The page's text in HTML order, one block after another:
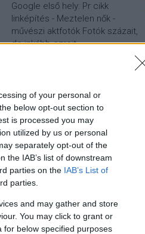
of your personal or
below opt-out section to
is processed you may
utilized by us or personal
separately opt-out of the
the IAB’s list of downstream
parties on the IAB’s List of
parties.
and may gather and store
You may click to grant or
below specified purposes
Google első hely: Pr cikk
linképítés - Meztelen nők -
művészi aktfotók Fotók százait,
de inkább ezreit...
Ha kíváncsi arra, milyen
módszerrel végezhető a
weboldalak keresőoptimalizálása
és a szemantikus linképítés, kérje
a Google-helyezéseket javító
SEO-szakértő tanácsait,
árajánlatát: Honlap optimalizálás -
SEO szakértő: szolgáltatások
megtudhatja azt is, hogy mi a
weboldal optimalizálás és
linkprofil építés titka a weblapok